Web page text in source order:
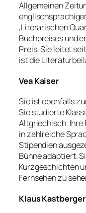
Allgemeinen
‚Literarischen
Buchpreises und
Preis. Sie leitet
ist die
Vea Kaiser
Sie ist ebenfalls
Sie studierte
Altgriechisch. Ihre
in zahlreiche
Stipendien
Bühne adaptiert.
Kurzgeschichten
Fernsehen zu
Klaus Kastberger